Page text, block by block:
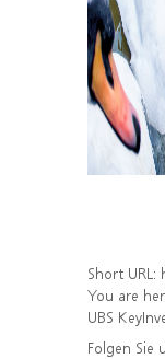
Short URL:
You are
UBS
Folgen Sie